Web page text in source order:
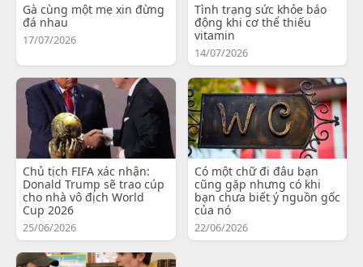
Gà cùng một mẹ xin đừng
đá nhau
17/07/2026
Tình trạng sức khỏe báo
động khi cơ thể thiếu
vitamin
14/07/2026
Chủ tịch FIFA xác nhận:
Donald Trump sẽ trao cúp
cho nhà vô địch World
Cup 2026
25/06/2026
Có một chữ đi đâu bạn
cũng gặp nhưng có khi
bạn chưa biết ý nguồn gốc
của nó
22/06/2026